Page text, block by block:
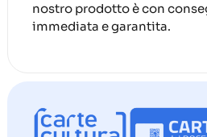
nostro prodotto è con
immediata e garantita.